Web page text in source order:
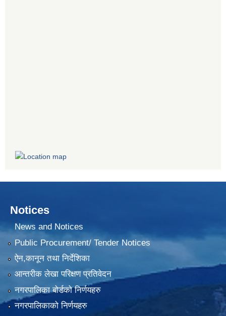
Notices
News and Notices
Public Procurement/ Tender Notices
ऐन,कानून तथा निर्देशिका
आन्तरीक लेखा परिक्षण प्रतिवेदन
नगरपालिका बोर्डको निर्णयहरु
नगरपालिकाको निर्णयहरु